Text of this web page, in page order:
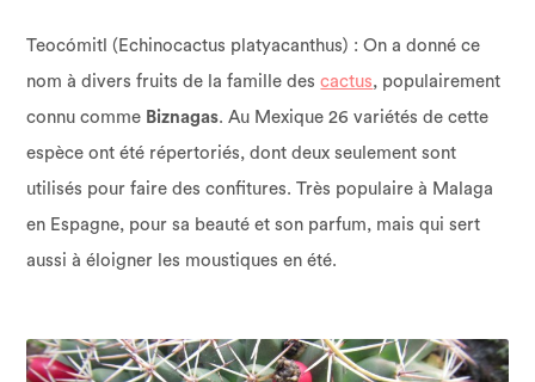
Teocómitl (Echinocactus platyacanthus) : On a donné ce
nom à divers fruits de la famille descactus, populairement
connu comme Biznagas. Au Mexique 26 variétés de cette
espèce ont été répertoriés, dont deux seulement sont
utilisés pour faire des confitures. Très populaire à Malaga
en Espagne, pour sa beauté et son parfum, mais qui sert
aussi à éloigner les moustiques en été.